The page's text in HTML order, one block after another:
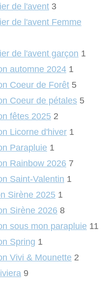
de l'avent 3
de l'avent Femme
de l'avent garçon 1
automne 2024 1
Coeur de Forêt 5
Coeur de pétales 5
fêtes 2025 2
Licorne d'hiver 1
Parapluie 1
Rainbow 2026 7
Saint-Valentin 1
Sirène 2025 1
Sirène 2026 8
sous mon parapluie 11
Spring 1
Vivi & Mounette 2
9